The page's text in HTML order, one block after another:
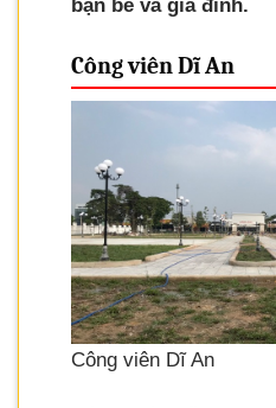
bạn bè và gia đình.
Công viên Dĩ An
Công viên Dĩ An